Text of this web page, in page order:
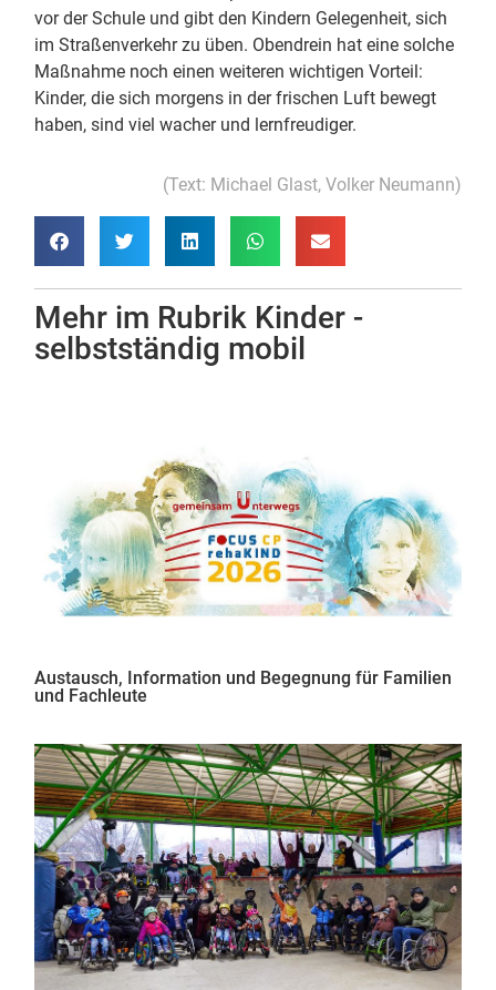
vor der Schule und gibt den Kindern Gelegenheit, sich
im Straßenverkehr zu üben. Obendrein hat eine solche
Maßnahme noch einen weiteren wichtigen Vorteil:
Kinder, die sich morgens in der frischen Luft bewegt
haben, sind viel wacher und lernfreudiger.
(Text: Michael Glast, Volker Neumann)
Mehr im Rubrik Kinder -
selbstständig mobil
Austausch, Information und Begegnung für Familien
und Fachleute